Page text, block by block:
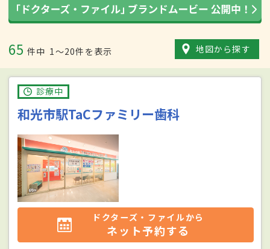
65 件中 1〜20件を表示 地図から探す
診療中
和光市駅TaCファミリー歯科
ドクターズ・ファイルから
ネット予約する